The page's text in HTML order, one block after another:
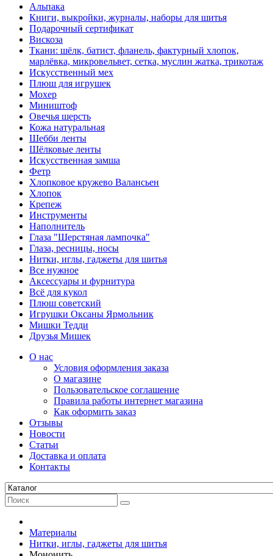
Альпака
Книги, выкройки, журналы, наборы для шитья
Подарочный сертификат
Вискоза
Ткани: шёлк, батист, фланель, фактурный хлопок,
марлёвка, микровельвет, сетка, муслин жатка, трикотаж
Искусственный мех
Плюш для игрушек
Мохер
Миништоф
Овечья шерсть
Кожа натуральная
Шебби ленты
Шёлковые ленты
Искусственная замша
Фетр
Хлопковое кружево Валансьен
Хлопок
Крепеж
Инструменты
Наполнитель
Глаза "Шерстяная лампочка"
Глаза, ресницы, носы
Нитки, иглы, гаджеты для шитья
Все нужное
Аксессуары и фурнитура
Всё для кукол
Плюш советский
Игрушки Оксаны Ярмольник
Мишки Тедди
Друзья Мишек
О нас
Условия оформления заказа
О магазине
Пользовательское соглашение
Правила работы интернет магазина
Как оформить заказ
Отзывы
Новости
Статьи
Доставка и оплата
Контакты
Материалы
Нитки, иглы, гаджеты для шитья